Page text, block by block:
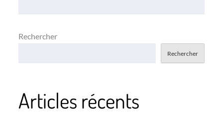
Rechercher
Rechercher
Articles récents